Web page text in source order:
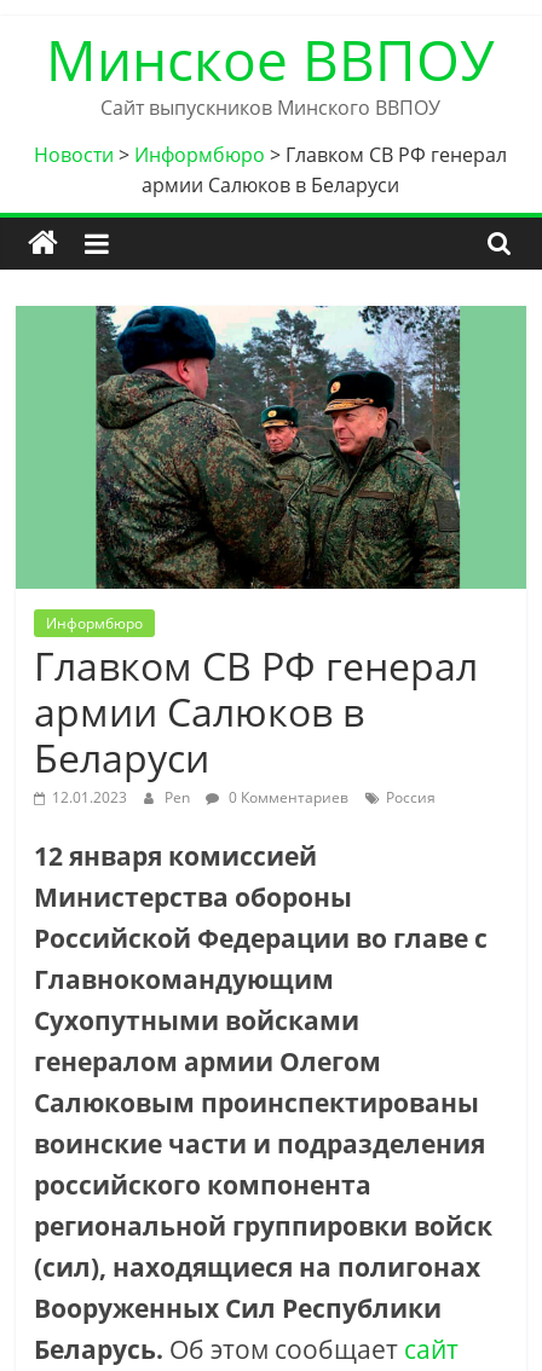
contentМинское ВВПОУ
Сайт выпускников Минского ВВПОУ
Новости > Информбюро > Главком СВ РФ генерал
армии Салюков в Беларуси
Информбюро
Главком СВ РФ генерал
армии Салюков в
Беларуси
12.01.2023 Pen 0 Комментариев Россия
12 января комиссией
Министерства обороны
Российской Федерации во главе с
Главнокомандующим
Сухопутными войсками
генералом армии Олегом
Салюковым проинспектированы
воинские части и подразделения
российского компонента
региональной группировки войск
(сил), находящиеся на полигонах
Вооруженных Сил Республики
Беларусь. Об этом сообщает сайт